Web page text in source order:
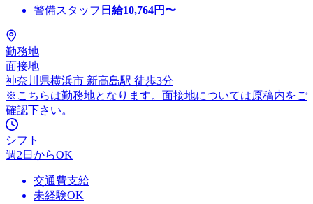
警備スタッフ 日給10,764円〜
勤務地
面接地
神奈川県横浜市 新高島駅 徒歩3分
※こちらは勤務地となります。面接地については原稿内をご
確認下さい。
シフト
週2日からOK
交通費支給
未経験OK